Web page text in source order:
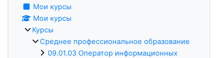
Мои курсы
Мои курсы
Курсы
Среднее профессиональное образование
09.01.03 Оператор информационных